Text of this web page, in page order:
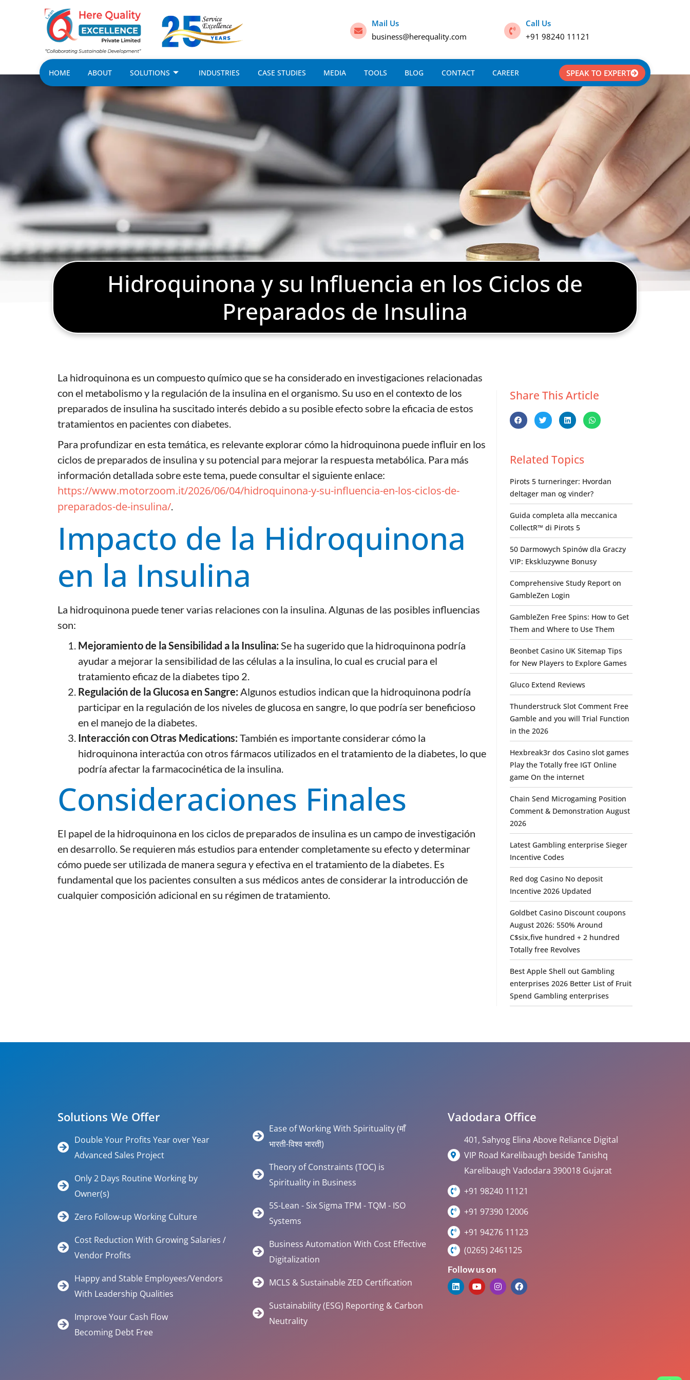
Mail Us
business@herequality.com
Call Us
+91 98240 11121
HOME ABOUT SOLUTIONS INDUSTRIES CASE STUDIES MEDIA TOOLS BLOG CONTACT CAREER SPEAK TO EXPERT
Hidroquinona y su Influencia en los Ciclos de
Preparados de Insulina
La hidroquinona es un compuesto químico que se ha considerado en investigaciones relacionadas
con el metabolismo y la regulación de la insulina en el organismo. Su uso en el contexto de los
preparados de insulina ha suscitado interés debido a su posible efecto sobre la eficacia de estos
tratamientos en pacientes con diabetes.
Para profundizar en esta temática, es relevante explorar cómo la hidroquinona puede influir en los
ciclos de preparados de insulina y su potencial para mejorar la respuesta metabólica. Para más
información detallada sobre este tema, puede consultar el siguiente enlace:
https://www.motorzoom.it/2026/06/04/hidroquinona-y-su-influencia-en-los-ciclos-de-
preparados-de-insulina/.
Impacto de la Hidroquinona
en la Insulina
La hidroquinona puede tener varias relaciones con la insulina. Algunas de las posibles influencias
son:
Mejoramiento de la Sensibilidad a la Insulina: Se ha sugerido que la hidroquinona podría
ayudar a mejorar la sensibilidad de las células a la insulina, lo cual es crucial para el
tratamiento eficaz de la diabetes tipo 2.
Regulación de la Glucosa en Sangre: Algunos estudios indican que la hidroquinona podría
participar en la regulación de los niveles de glucosa en sangre, lo que podría ser beneficioso
en el manejo de la diabetes.
Interacción con Otras Medications: También es importante considerar cómo la
hidroquinona interactúa con otros fármacos utilizados en el tratamiento de la diabetes, lo que
podría afectar la farmacocinética de la insulina.
Consideraciones Finales
El papel de la hidroquinona en los ciclos de preparados de insulina es un campo de investigación
en desarrollo. Se requieren más estudios para entender completamente su efecto y determinar
cómo puede ser utilizada de manera segura y efectiva en el tratamiento de la diabetes. Es
fundamental que los pacientes consulten a sus médicos antes de considerar la introducción de
cualquier composición adicional en su régimen de tratamiento.
Share This Article
Related Topics
Pirots 5 turneringer: Hvordan
deltager man og vinder?
Guida completa alla meccanica
CollectR™ di Pirots 5
50 Darmowych Spinów dla Graczy
VIP: Ekskluzywne Bonusy
Comprehensive Study Report on
GambleZen Login
GambleZen Free Spins: How to Get
Them and Where to Use Them
Beonbet Casino UK Sitemap Tips
for New Players to Explore Games
Gluco Extend Reviews
Thunderstruck Slot Comment Free
Gamble and you will Trial Function
in the 2026
Hexbreak3r dos Casino slot games
Play the Totally free IGT Online
game On the internet
Chain Send Microgaming Position
Comment & Demonstration August
2026
Latest Gambling enterprise Sieger
Incentive Codes
Red dog Casino No deposit
Incentive 2026 Updated
Goldbet Casino Discount coupons
August 2026: 550% Around
C$six,five hundred + 2 hundred
Totally free Revolves
Best Apple Shell out Gambling
enterprises 2026 Better List of Fruit
Spend Gambling enterprises
Solutions We Offer
Double Your Profits Year over Year
Advanced Sales Project
Only 2 Days Routine Working by
Owner(s)
Zero Follow-up Working Culture
Cost Reduction With Growing Salaries /
Vendor Profits
Happy and Stable Employees/Vendors
With Leadership Qualities
Improve Your Cash Flow
Becoming Debt Free
Ease of Working With Spirituality (माँ
भारती-विश्व भारती)
Theory of Constraints (TOC) is
Spirituality in Business
5S-Lean - Six Sigma TPM - TQM - ISO
Systems
Business Automation With Cost Effective
Digitalization
MCLS & Sustainable ZED Certification
Sustainability (ESG) Reporting & Carbon
Neutrality
Vadodara Office
401, Sahyog Elina Above Reliance Digital
VIP Road Karelibaugh beside Tanishq
Karelibaugh Vadodara 390018 Gujarat
+91 98240 11121
+91 97390 12006
+91 94276 11123
(0265) 2461125
Follow us on